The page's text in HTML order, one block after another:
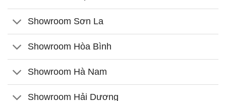
Showroom Sơn La
Showroom Hòa Bình
Showroom Hà Nam
Showroom Hải Dương